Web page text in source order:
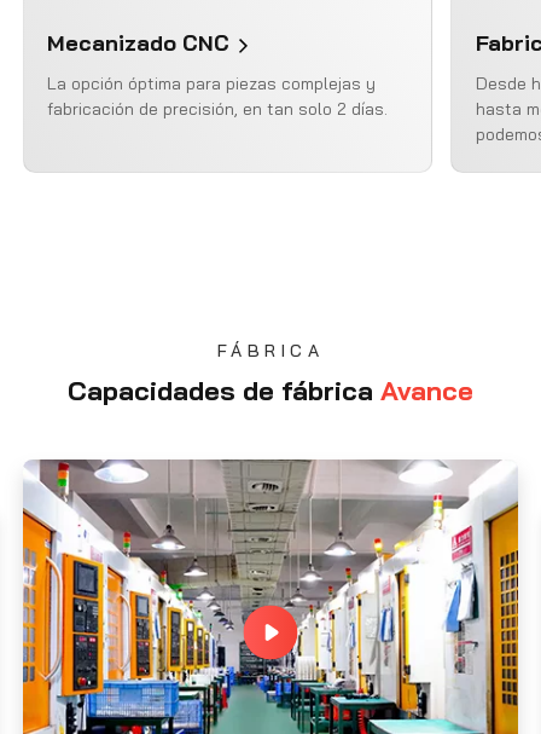
Mecanizado CNC
La opción óptima para piezas complejas y
fabricación de precisión, en tan solo 2 días.
Desde
hasta
FÁBRICA
Capacidades de fábrica Avance